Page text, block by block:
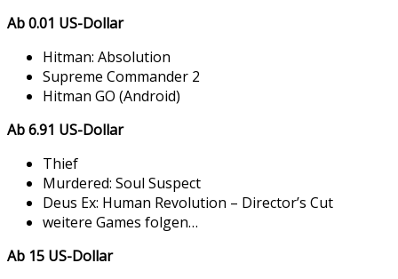
Ab 0.01 US-Dollar
Hitman: Absolution
Supreme Commander 2
Hitman GO (Android)
Ab 6.91 US-Dollar
Thief
Murdered: Soul Suspect
Deus Ex: Human Revolution – Director’s Cut
weitere Games folgen…
Ab 15 US-Dollar